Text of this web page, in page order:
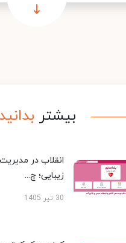
بیشتر
انقلاب در
زیبایی؛ چ...
30 تیر 1405